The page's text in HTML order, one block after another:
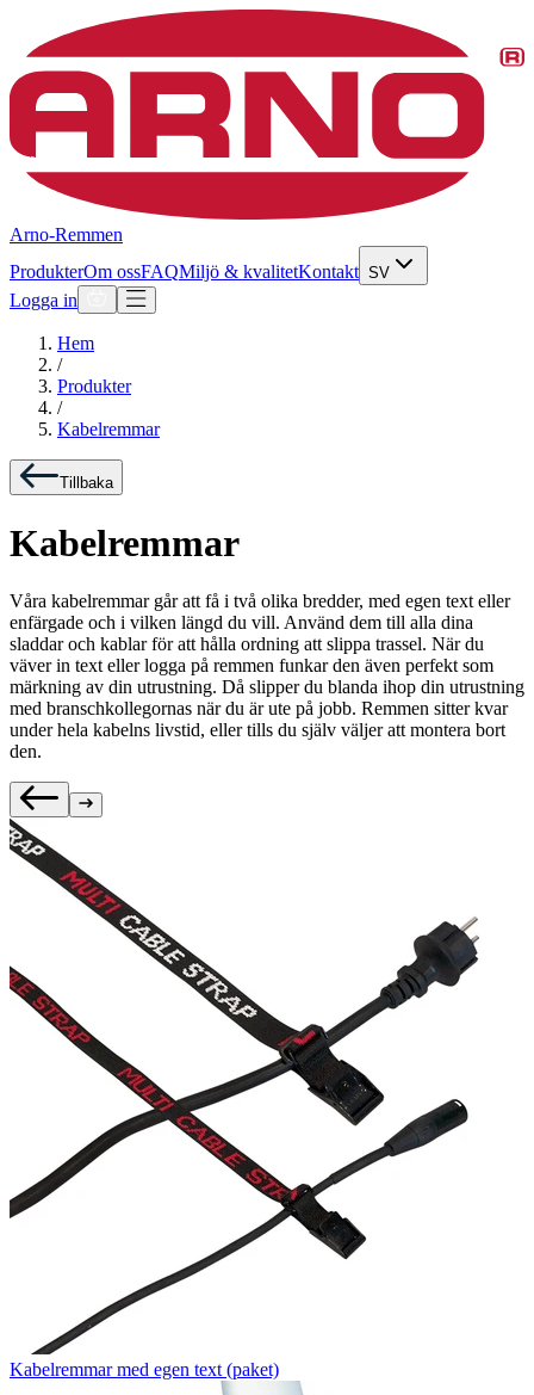
Arno-Remmen
ProdukterOm ossFAQMiljö & kvalitetKontakt SV
Logga in
Hem
/
Produkter
/
Kabelremmar
Tillbaka
Kabelremmar
Våra kabelremmar går att få i två olika bredder, med egen text eller
enfärgade och i vilken längd du vill. Använd dem till alla dina
sladdar och kablar för att hålla ordning att slippa trassel. När du
väver in text eller logga på remmen funkar den även perfekt som
märkning av din utrustning. Då slipper du blanda ihop din utrustning
med branschkollegornas när du är ute på jobb. Remmen sitter kvar
under hela kabelns livstid, eller tills du själv väljer att montera bort
den.
Kabelremmar med egen text (paket)